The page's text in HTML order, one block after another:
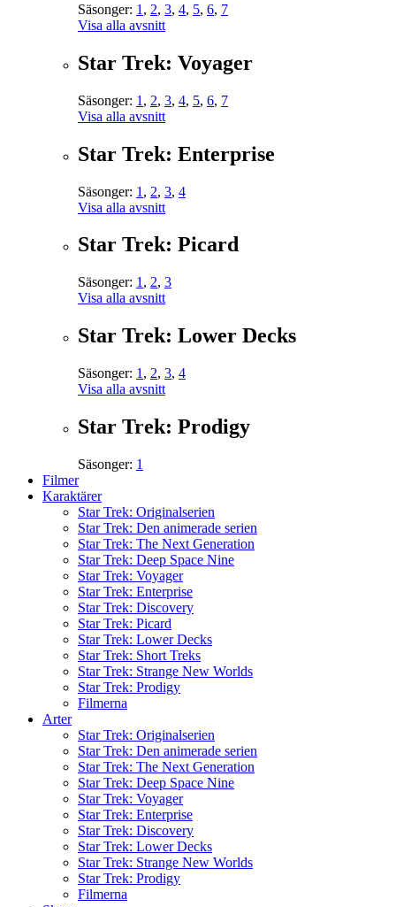
Säsonger: 1 , 2, 3, 4, 5, 6, 7
Visa alla avsnitt
Star Trek: Voyager
Säsonger: 1 , 2, 3, 4, 5, 6, 7
Visa alla avsnitt
Star Trek: Enterprise
Säsonger: 1 , 2, 3, 4
Visa alla avsnitt
Star Trek: Picard
Säsonger: 1 , 2, 3
Visa alla avsnitt
Star Trek: Lower Decks
Säsonger: 1 , 2, 3, 4
Visa alla avsnitt
Star Trek: Prodigy
Säsonger: 1
Filmer
Karaktärer
Star Trek: Originalserien
Star Trek: Den animerade serien
Star Trek: The Next Generation
Star Trek: Deep Space Nine
Star Trek: Voyager
Star Trek: Enterprise
Star Trek: Discovery
Star Trek: Picard
Star Trek: Lower Decks
Star Trek: Short Treks
Star Trek: Strange New Worlds
Star Trek: Prodigy
Filmerna
Arter
Star Trek: Originalserien
Star Trek: Den animerade serien
Star Trek: The Next Generation
Star Trek: Deep Space Nine
Star Trek: Voyager
Star Trek: Enterprise
Star Trek: Discovery
Star Trek: Lower Decks
Star Trek: Strange New Worlds
Star Trek: Prodigy
Filmerna